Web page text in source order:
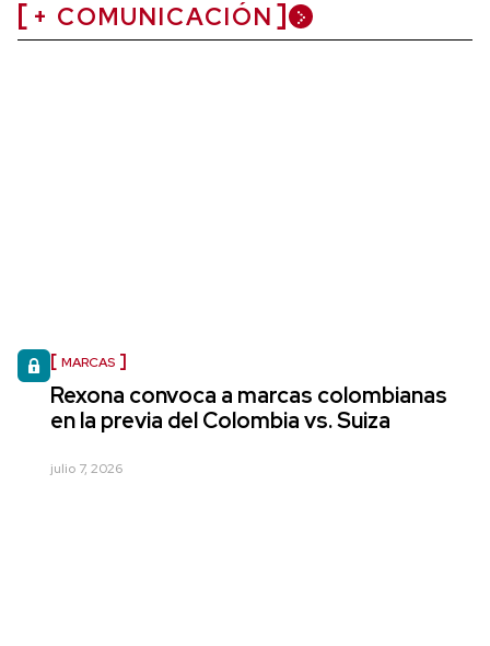
+ COMUNICACIÓN
MARCAS
Rexona convoca a marcas colombianas
en la previa del Colombia vs. Suiza
julio 7, 2026